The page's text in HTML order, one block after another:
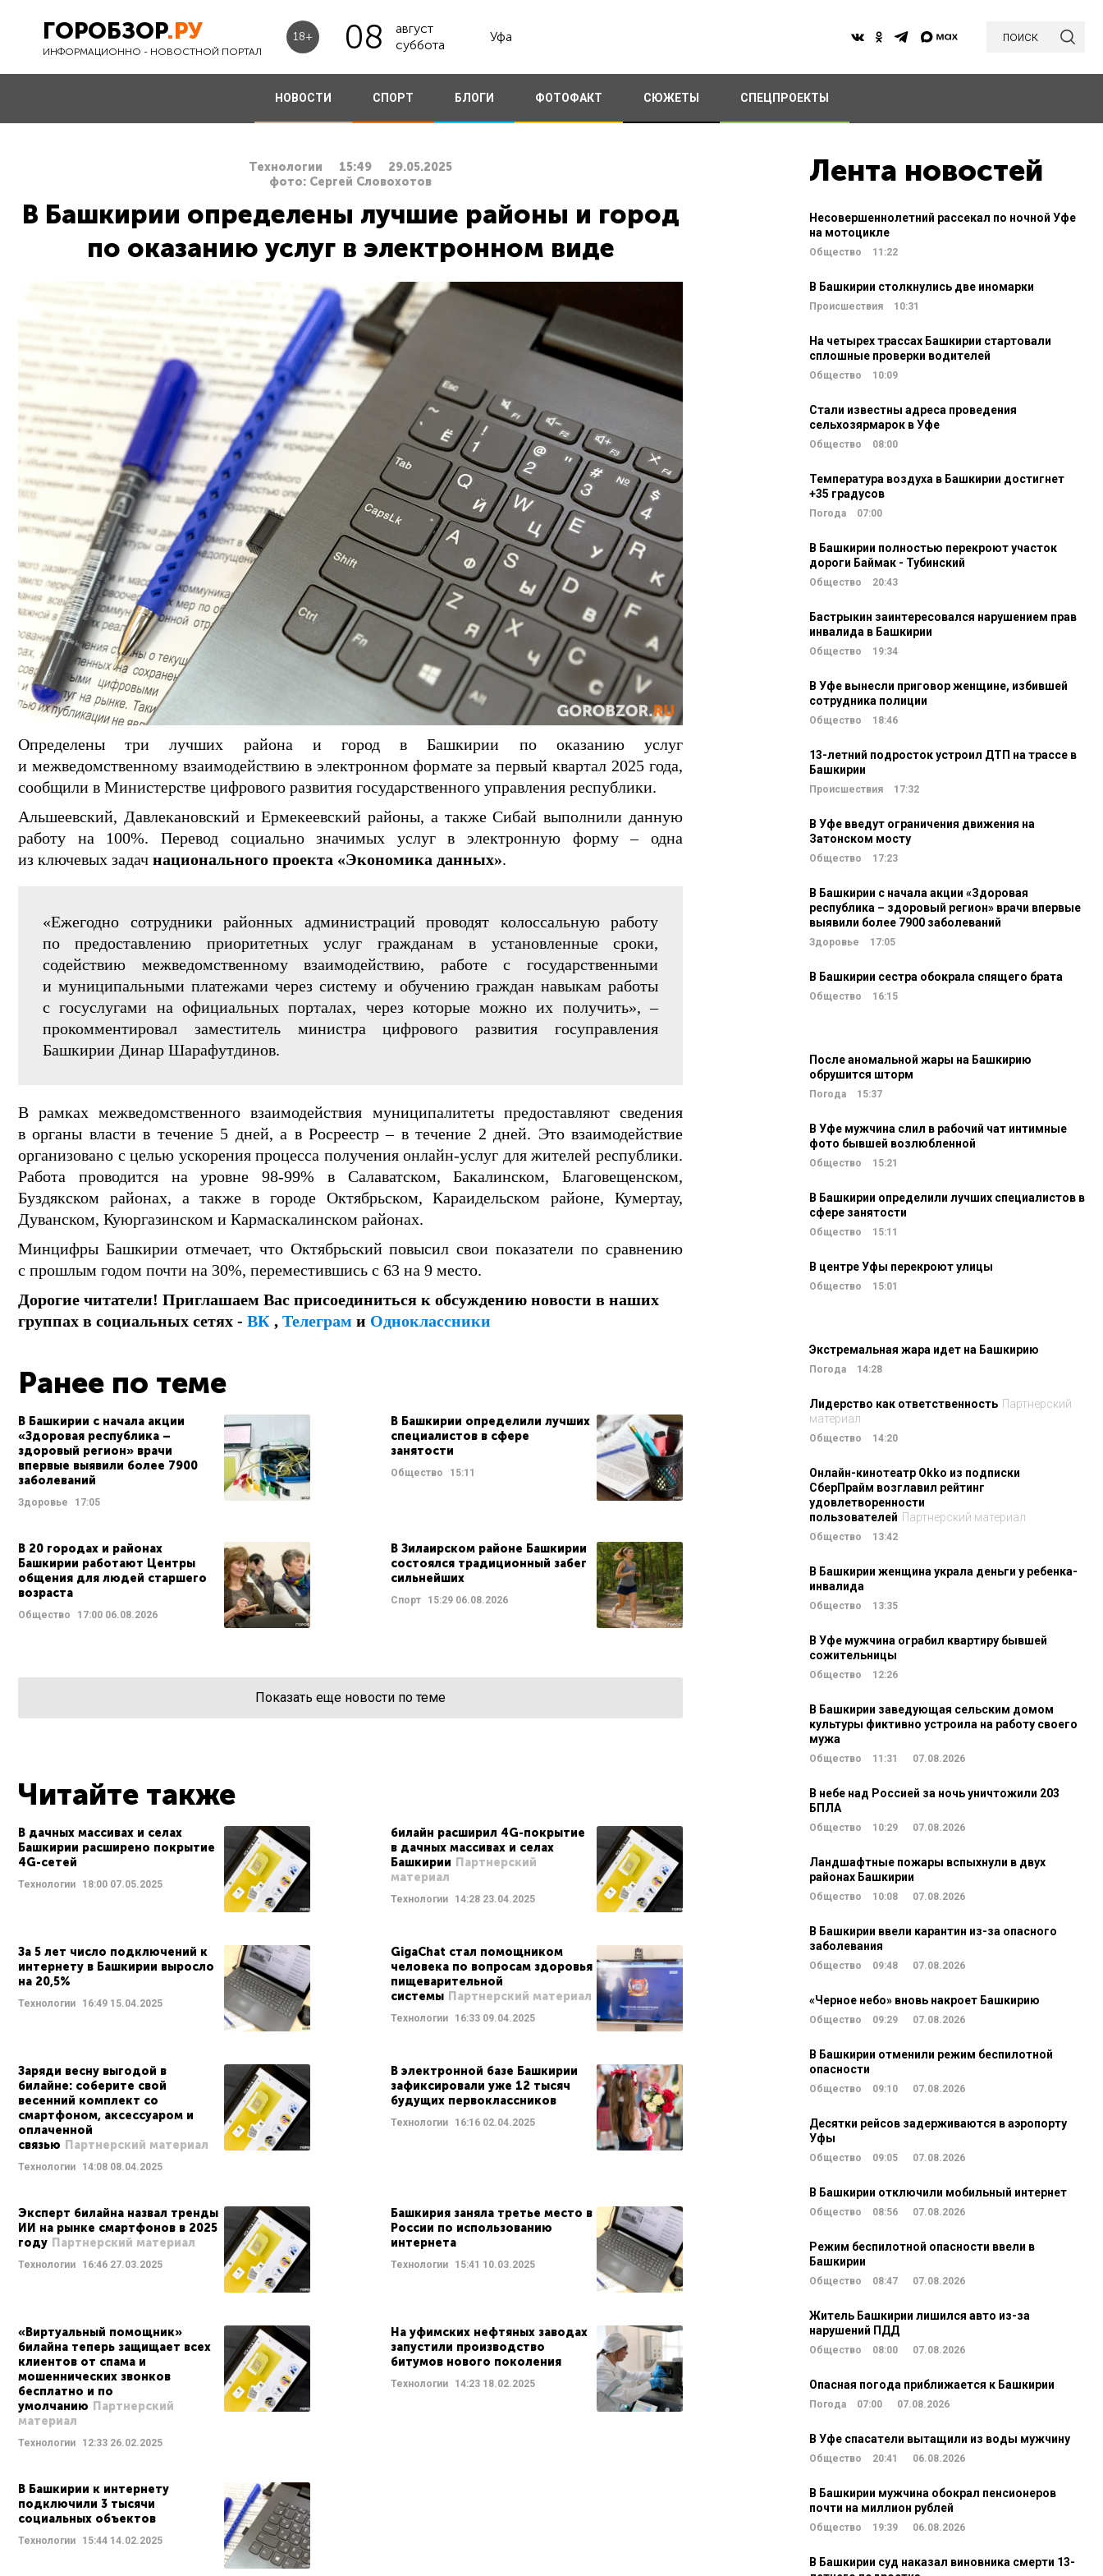
ГОРОБЗОР.РУ
ИНФОРМАЦИОННО - НОВОСТНОЙ ПОРТАЛ
18+ 08
август
суббота
Уфа поиск
НОВОСТИ СПОРТ БЛОГИ ФОТОФАКТ СЮЖЕТЫ СПЕЦПРОЕКТЫ
Технологии 15:49
29.05.2025
фото: Сергей Словохотов
В Башкирии определены лучшие районы и город
по оказанию услуг в электронном виде
Определены три лучших района и город в Башкирии по оказанию услуг
и межведомственному взаимодействию в электронном формате за первый квартал 2025 года,
сообщили в Министерстве цифрового развития государственного управления республики.
Альшеевский, Давлекановский и Ермекеевский районы, а также Сибай выполнили данную
работу на 100%. Перевод социально значимых услуг в электронную форму – одна
из ключевых задач национального проекта «Экономика данных».
«Ежегодно сотрудники районных администраций проводят колоссальную работу
по предоставлению приоритетных услуг гражданам в установленные сроки,
содействию межведомственному взаимодействию, работе с государственными
и муниципальными платежами через систему и обучению граждан навыкам работы
с госуслугами на официальных порталах, через которые можно их получить», –
прокомментировал заместитель министра цифрового развития госуправления
Башкирии Динар Шарафутдинов.
В рамках межведомственного взаимодействия муниципалитеты предоставляют сведения
в органы власти в течение 5 дней, а в Росреестр – в течение 2 дней. Это взаимодействие
организовано с целью ускорения процесса получения онлайн-услуг для жителей республики.
Работа проводится на уровне 98-99% в Салаватском, Бакалинском, Благовещенском,
Буздякском районах, а также в городе Октябрьском, Караидельском районе, Кумертау,
Дуванском, Куюргазинском и Кармаскалинском районах.
Минцифры Башкирии отмечает, что Октябрьский повысил свои показатели по сравнению
с прошлым годом почти на 30%, переместившись с 63 на 9 место.
Дорогие читатели! Приглашаем Вас присоединиться к обсуждению новости в наших
группах в социальных сетях - ВК , Телеграм и Одноклассники
Ранее по теме
В Башкирии с начала акции
«Здоровая республика –
здоровый регион» врачи
впервые выявили более 7900
заболеваний
Здоровье 17:05
В Башкирии определили лучших
специалистов в сфере
занятости
Общество 15:11
В 20 городах и районах
Башкирии работают Центры
общения для людей старшего
возраста
Общество 17:00 06.08.2026
В Зилаирском районе Башкирии
состоялся традиционный забег
сильнейших
Спорт 15:2906.08.2026
Показать еще новости по теме
Читайте также
В дачных массивах и селах
Башкирии расширено покрытие
4G-сетей
Технологии 18:00 07.05.2025
билайн расширил 4G-покрытие
в дачных массивах и селах
Башкирии Партнерский
материал
Технологии 14:2823.04.2025
За 5 лет число подключений к
интернету в Башкирии выросло
на 20,5%
Технологии 16:49 15.04.2025
GigaChat стал помощником
человека по вопросам здоровья
пищеварительной
системы Партнерский материал
Технологии 16:3309.04.2025
Заряди весну выгодой в
билайне: соберите свой
весенний комплект со
смартфоном, аксессуаром и
оплаченной
связью Партнерский материал
Технологии 14:08 08.04.2025
В электронной базе Башкирии
зафиксировали уже 12 тысяч
будущих первоклассников
Технологии 16:1602.04.2025
Эксперт билайна назвал тренды
ИИ на рынке смартфонов в 2025
году Партнерский материал
Технологии 16:46 27.03.2025
Башкирия заняла третье место в
России по использованию
интернета
Технологии 15:41 10.03.2025
«Виртуальный помощник»
билайна теперь защищает всех
клиентов от спама и
мошеннических звонков
бесплатно и по
умолчанию Партнерский
материал
Технологии 12:33 26.02.2025
На уфимских нефтяных заводах
запустили производство
битумов нового поколения
Технологии 14:2318.02.2025
В Башкирии к интернету
подключили 3 тысячи
социальных объектов
Технологии 15:44 14.02.2025
Лента новостей
Несовершеннолетний рассекал по ночной Уфе
на мотоцикле
Общество 11:22
В Башкирии столкнулись две иномарки
Происшествия 10:31
На четырех трассах Башкирии стартовали
сплошные проверки водителей
Общество 10:09
Стали известны адреса проведения
сельхозярмарок в Уфе
Общество 08:00
Температура воздуха в Башкирии достигнет
+35 градусов
Погода 07:00
В Башкирии полностью перекроют участок
дороги Баймак - Тубинский
Общество 20:43
Бастрыкин заинтересовался нарушением прав
инвалида в Башкирии
Общество 19:34
В Уфе вынесли приговор женщине, избившей
сотрудника полиции
Общество 18:46
13-летний подросток устроил ДТП на трассе в
Башкирии
Происшествия 17:32
В Уфе введут ограничения движения на
Затонском мосту
Общество 17:23
В Башкирии с начала акции «Здоровая
республика – здоровый регион» врачи впервые
выявили более 7900 заболеваний
Здоровье 17:05
В Башкирии сестра обокрала спящего брата
Общество 16:15
После аномальной жары на Башкирию
обрушится шторм
Погода 15:37
В Уфе мужчина слил в рабочий чат интимные
фото бывшей возлюбленной
Общество 15:21
В Башкирии определили лучших специалистов в
сфере занятости
Общество 15:11
В центре Уфы перекроют улицы
Общество 15:01
Экстремальная жара идет на Башкирию
Погода 14:28
Лидерство как ответственность Партнерский
материал
Общество 14:20
Онлайн-кинотеатр Okko из подписки
СберПрайм возглавил рейтинг
удовлетворенности
пользователей Партнерский материал
Общество 13:42
В Башкирии женщина украла деньги у ребенка-
инвалида
Общество 13:35
В Уфе мужчина ограбил квартиру бывшей
сожительницы
Общество 12:26
В Башкирии заведующая сельским домом
культуры фиктивно устроила на работу своего
мужа
Общество 11:31 07.08.2026
В небе над Россией за ночь уничтожили 203
БПЛА
Общество 10:29 07.08.2026
Ландшафтные пожары вспыхнули в двух
районах Башкирии
Общество 10:08 07.08.2026
В Башкирии ввели карантин из-за опасного
заболевания
Общество 09:48 07.08.2026
«Черное небо» вновь накроет Башкирию
Общество 09:29 07.08.2026
В Башкирии отменили режим беспилотной
опасности
Общество 09:10 07.08.2026
Десятки рейсов задерживаются в аэропорту
Уфы
Общество 09:05 07.08.2026
В Башкирии отключили мобильный интернет
Общество 08:56 07.08.2026
Режим беспилотной опасности ввели в
Башкирии
Общество 08:47 07.08.2026
Житель Башкирии лишился авто из-за
нарушений ПДД
Общество 08:00 07.08.2026
Опасная погода приближается к Башкирии
Погода 07:00 07.08.2026
В Уфе спасатели вытащили из воды мужчину
Общество 20:41 06.08.2026
В Башкирии мужчина обокрал пенсионеров
почти на миллион рублей
Общество 19:39 06.08.2026
В Башкирии суд наказал виновника смерти 13-